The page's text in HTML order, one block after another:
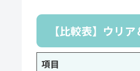
【比較表】ウリ
項目